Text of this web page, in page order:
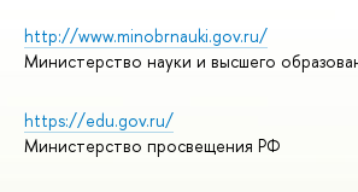
http://www.minobrnauki.gov.ru/
Министерство науки и высшего
https://edu.gov.ru/
Министерство просвещения РФ